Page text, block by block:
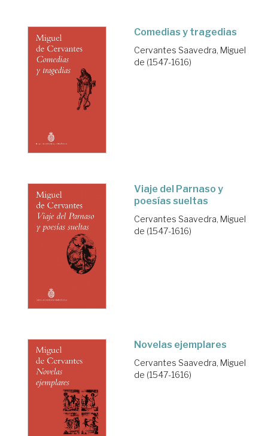
Comedias y tragedias
Cervantes Saavedra, Miguel
de (1547-1616)
Viaje del Parnaso y
poesías sueltas
Cervantes Saavedra, Miguel
de (1547-1616)
Novelas ejemplares
Cervantes Saavedra, Miguel
de (1547-1616)